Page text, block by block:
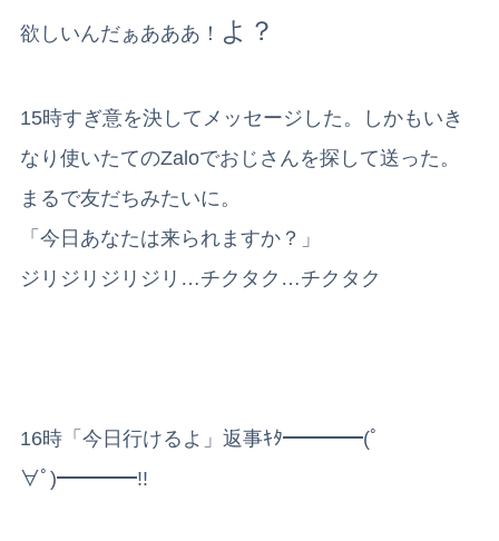
欲しいんだぁあああ！ よ？
15時すぎ意を決してメッセージした。しかもいき
なり使いたてのZaloでおじさんを探して送った。
まるで友だちみたいに。
「今日あなたは来られますか？」
ジリジリジリジリ…チクタク…チクタク
16時「今日行けるよ」返事ｷﾀ━━━━(ﾟ
∀ﾟ)━━━━!!